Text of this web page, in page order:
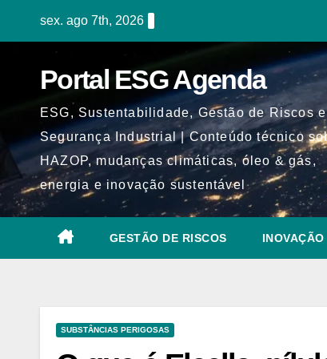
sex. ago 7th, 2026
Portal ESG Agenda
ESG, Sustentabilidade, Gestão de Riscos e
Segurança Industrial | Conteúdo técnico
HAZOP, mudanças climáticas, óleo & gás,
energia e inovação sustentável
GESTÃO DE RISCOS INOVAÇÃO
SUBSTÂNCIAS PERIGOSAS